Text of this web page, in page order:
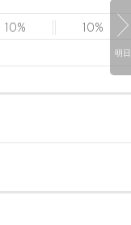
明日
10% 10%